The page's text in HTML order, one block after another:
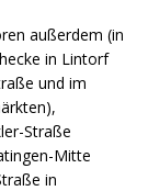
außerdem (in
in Lintorf
und im
Straße
Mitte
in